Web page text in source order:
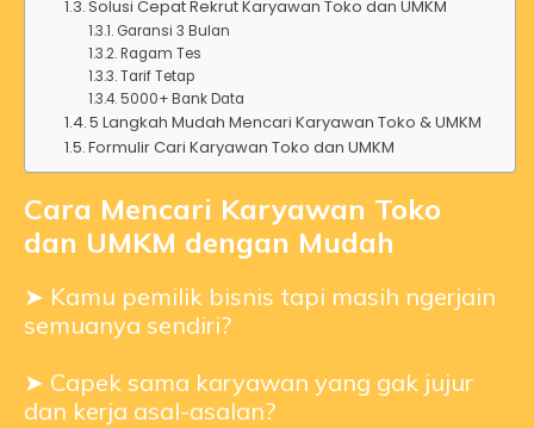
Solusi Cepat Rekrut Karyawan Toko dan UMKM
Garansi 3 Bulan
Ragam Tes
Tarif Tetap
5000+ Bank Data
5 Langkah Mudah Mencari Karyawan Toko & UMKM
Formulir Cari Karyawan Toko dan UMKM
Cara Mencari Karyawan Toko
dan UMKM dengan Mudah
➤ Kamu pemilik bisnis tapi masih ngerjain
semuanya sendiri?
➤ Capek sama karyawan yang gak jujur
dan kerja asal-asalan?